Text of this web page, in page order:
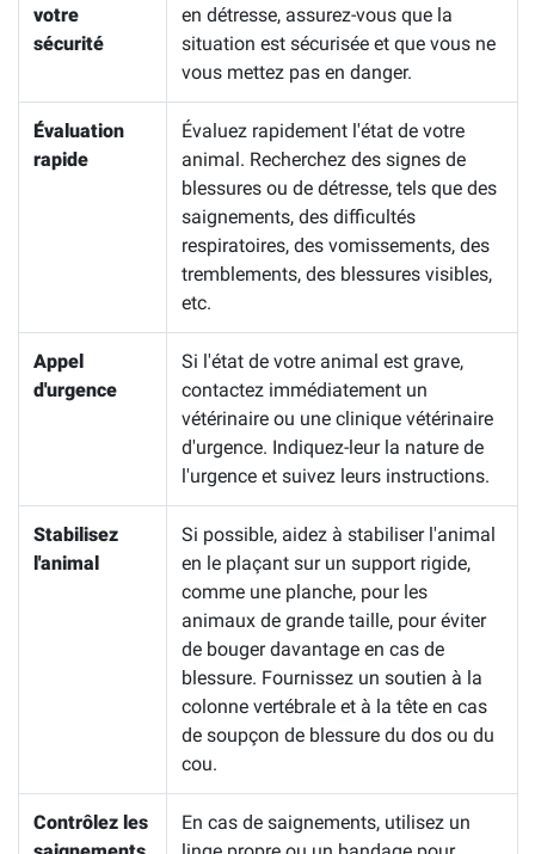
votre
sécurité
en détresse, assurez-vous que la
situation est sécurisée et que vous ne
vous mettez pas en danger.
Évaluation
rapide
Évaluez rapidement l'état de votre
animal. Recherchez des signes de
blessures ou de détresse, tels que des
saignements, des difficultés
respiratoires, des vomissements, des
tremblements, des blessures visibles,
etc.
Appel
d'urgence
Si l'état de votre animal est grave,
contactez immédiatement un
vétérinaire ou une clinique vétérinaire
d'urgence. Indiquez-leur la nature de
l'urgence et suivez leurs instructions.
Stabilisez
l'animal
Si possible, aidez à stabiliser l'animal
en le plaçant sur un support rigide,
comme une planche, pour les
animaux de grande taille, pour éviter
de bouger davantage en cas de
blessure. Fournissez un soutien à la
colonne vertébrale et à la tête en cas
de soupçon de blessure du dos ou du
cou.
Contrôlez les
En cas de saignements, utilisez un